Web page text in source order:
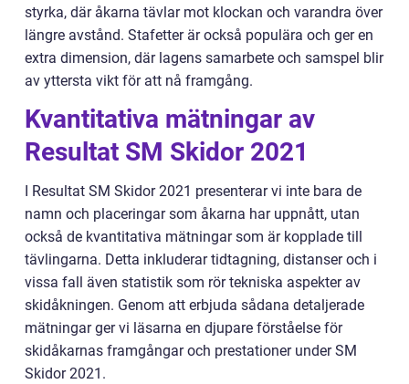
styrka, där åkarna tävlar mot klockan och varandra över
längre avstånd. Stafetter är också populära och ger en
extra dimension, där lagens samarbete och samspel blir
av yttersta vikt för att nå framgång.
Kvantitativa mätningar av
Resultat SM Skidor 2021
I Resultat SM Skidor 2021 presenterar vi inte bara de
namn och placeringar som åkarna har uppnått, utan
också de kvantitativa mätningar som är kopplade till
tävlingarna. Detta inkluderar tidtagning, distanser och i
vissa fall även statistik som rör tekniska aspekter av
skidåkningen. Genom att erbjuda sådana detaljerade
mätningar ger vi läsarna en djupare förståelse för
skidåkarnas framgångar och prestationer under SM
Skidor 2021.